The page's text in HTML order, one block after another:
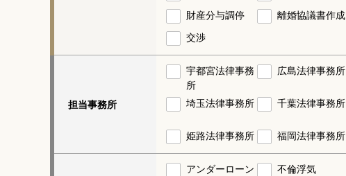
財産分与調停
離婚協議書作成
交渉
担当事務所
宇都宮法律事務
所
広島法律事務所
埼玉法律事務所 千葉法律事務所
姫路法律事務所 福岡法律事務所
アンダーローン 不倫浮気